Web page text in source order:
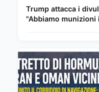
Trump attacca i
"Abbiamo munizioni